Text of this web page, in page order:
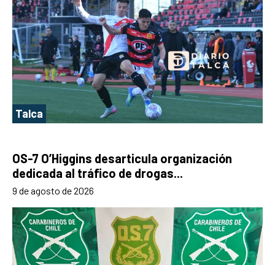
Talca
OS-7 O’Higgins desarticula organización
dedicada al tráfico de drogas...
9 de agosto de 2026